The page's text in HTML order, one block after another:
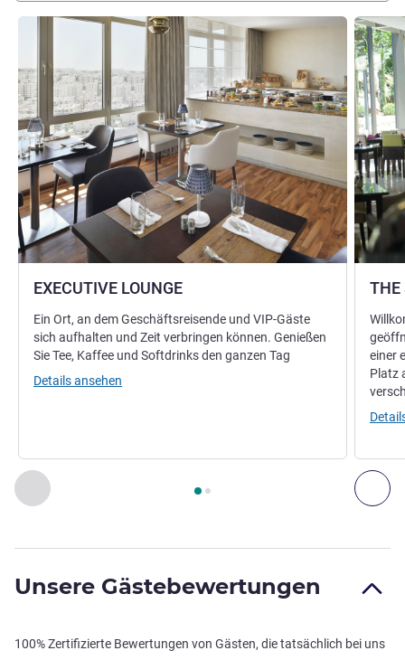
Zurück - Restaurant
Seite1 , Restaurant 1 : EXECUTIVE LOUNGE ,
EXECUTIVE LOUNGE
Details ansehen
Ein Ort, an dem Geschäftsreisende und VIP-Gäste
sich aufhalten und Zeit verbringen können. Genießen
Sie Tee, Kaffee und Softdrinks den ganzen Tag
Details ansehen
THE
Details
einer
Platz
Unsere Gästebewertungen
100% Zertifizierte Bewertungen von Gästen, die tatsächlich bei uns